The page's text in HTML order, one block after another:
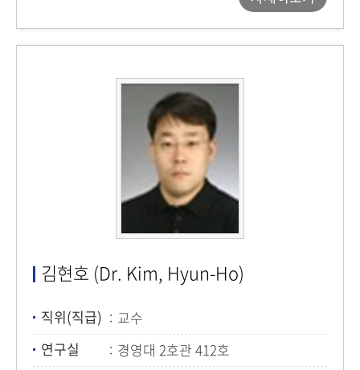
김현호 (Dr. Kim, Hyun-Ho)
직위(직급)
교수
연구실
경영대 2호관 412호